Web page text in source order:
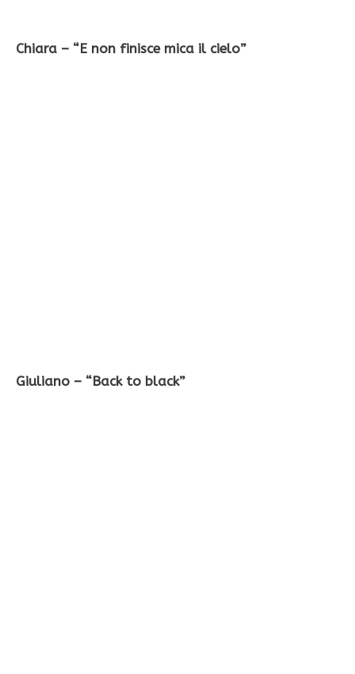
Chiara – “E non finisce mica il cielo”
Giuliano – “Back to black”